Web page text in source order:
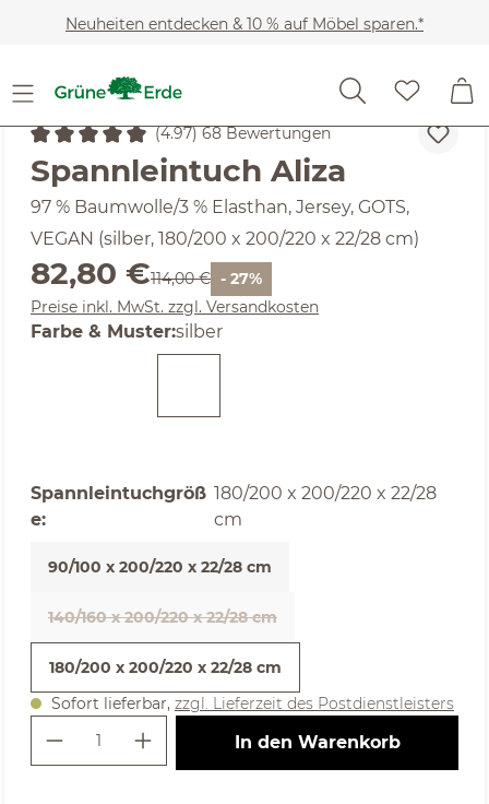
Zum Hauptinhalt springen
Neuheiten entdecken & 10 % auf Möbel sparen.*
Heimtextilien Bettwäsche-Sets
Durchschnittliche Bewertung von 4.97 von 5 Sternen
(4.97) 68 Bewertungen
Spannleintuch Aliza
97 % Baumwolle/3 % Elasthan, Jersey, GOTS,
VEGAN (silber, 180/200 x 200/220 x 22/28 cm)
Verkaufspreis:
82,80 €Regulärer Preis:
114,00 € - 27%
Preise inkl. MwSt. zzgl. Versandkosten
Farbe & Musterauswählen
:silber
Spannleintuchgröß
eauswählen
:
180/200 x 200/220 x 22/28
cm
90/100 x 200/220 x 22/28 cm
140/160 x 200/220 x 22/28 cm
180/200 x 200/220 x 22/28 cm
Sofort lieferbar, zzgl. Lieferzeit des Postdienstleisters
Produkt Anzahl: Gib den
In den Warenkorb